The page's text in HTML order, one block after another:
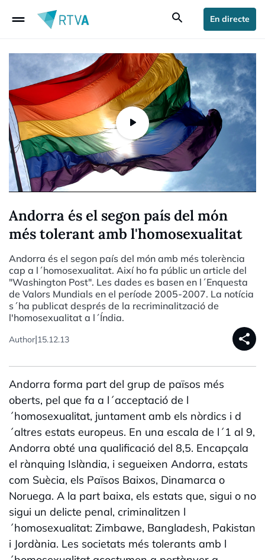
drag_handle search En directe
Andorra és el segon país del món
més tolerant amb l'homosexualitat
Andorra és el segon país del món amb més tolerència
cap a l´homosexualitat. Així ho fa públic un article del
"Washington Post". Les dades es basen en l´Enquesta
de Valors Mundials en el període 2005-2007. La notícia
s´ha publicat després de la recriminalització de
l'homosexualitat a l´Índia.
Author|15.12.13 share
Andorra forma part del grup de països més
oberts, pel que fa a l´acceptació de l
´homosexualitat, juntament amb els nòrdics i d
´altres estats europeus. En una escala de l´1 al 9,
Andorra obté una qualificació del 8,5. Encapçala
el rànquing Islàndia, i segueixen Andorra, estats
com Suècia, els Països Baixos, Dinamarca o
Noruega. A la part baixa, els estats que, sigui o no
sigui un delicte penal, criminalitzen l
´homosexualitat: Zimbawe, Bangladesh, Pakistan
i Jordània. Les societats més tolerants amb l